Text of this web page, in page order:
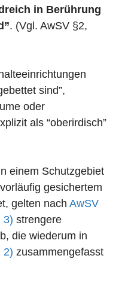
in Berührung
. (Vgl. AwSV §2,
sind”,
oder
als “oberirdisch”
einem Schutzgebiet
gesichertem
gelten nach AwSV
3) strengere
die wiederum in
2) zusammengefasst